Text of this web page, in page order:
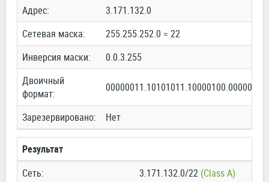
Адрес:
3.171.132.0
Сетевая маска:
255.255.252.0 = 22
Инверсия маски:
0.0.3.255
Двоичный
формат:
00000011.10101011.10000100.00000000
Зарезервировано: Нет
Результат
Сеть:
3.171.132.0/22 (Class A)